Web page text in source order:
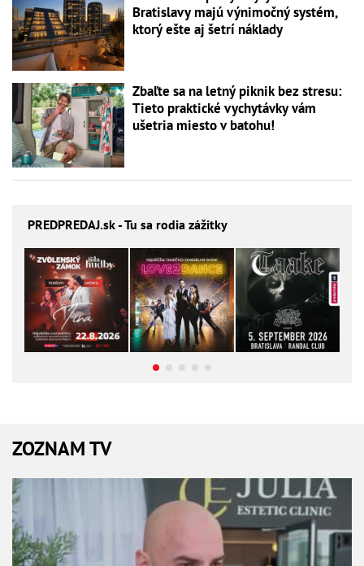
Bratislavy majú výnimočný systém,
ktorý ešte aj šetrí náklady
Zbaľte sa na letný piknik bez stresu:
Tieto praktické vychytávky vám
ušetria miesto v batohu!
PREDPREDAJ.sk - Tu sa rodia zážitky
ZOZNAM TV